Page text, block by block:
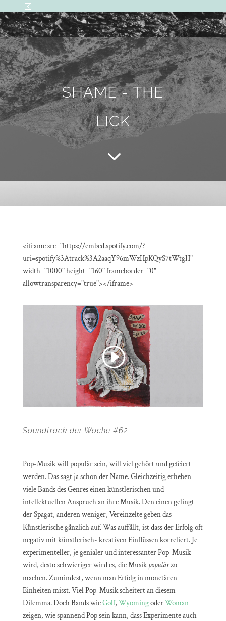
SHAME - THE
LICK
3
<iframe src="https://embed.spotify.com/?
uri=spotify%3Atrack%3A2aaqY96mWzHpKQyS7tWtgH"
width="1000" height="160" frameborder="0"
allowtransparency="true"></iframe>
Soundtrack der Woche #62
Pop-Musik will populär sein, will viel gehört und gefeiert
werden. Das sagt ja schon der Name. Gleichzeitig erheben
viele Bands des Genres einen künstlerischen und
intellektuellen Anspruch an ihre Musik. Den einen gelingt
der Spagat, anderen weniger, Vereinzelte geben das
Künstlerische gänzlich auf. Was auffällt, ist dass der Erfolg oft
negativ mit künstlerisch- kreativen Einflüssen korreliert. Je
experimenteller, je genialer und interessanter Pop-Musik
wird, desto schwieriger wird es, die Musikpopulärzu
machen. Zumindest, wenn man Erfolg in monetären
Einheiten misst. Viel Pop-Musik scheitert an diesem
Dilemma. Doch Bands wieGolf, WyomingoderWoman
zeigen, wie spannend Pop sein kann, dass Experimente auch